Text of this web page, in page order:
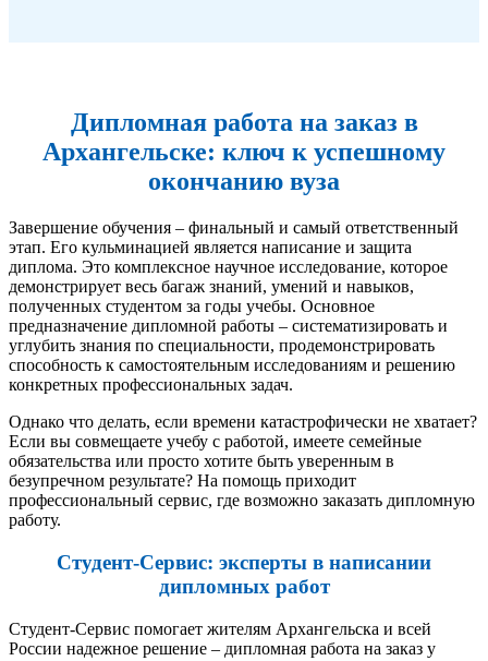
Дипломная работа на заказ в
Архангельске: ключ к успешному
окончанию вуза
Завершение обучения – финальный и самый ответственный
этап. Его кульминацией является написание и защита
диплома. Это комплексное научное исследование, которое
демонстрирует весь багаж знаний, умений и навыков,
полученных студентом за годы учебы. Основное
предназначение дипломной работы – систематизировать и
углубить знания по специальности, продемонстрировать
способность к самостоятельным исследованиям и решению
конкретных профессиональных задач.
Однако что делать, если времени катастрофически не хватает?
Если вы совмещаете учебу с работой, имеете семейные
обязательства или просто хотите быть уверенным в
безупречном результате? На помощь приходит
профессиональный сервис, где возможно заказать дипломную
работу.
Студент-Сервис: эксперты в написании
дипломных работ
Студент-Сервис помогает жителям Архангельска и всей
России надежное решение – дипломная работа на заказ у